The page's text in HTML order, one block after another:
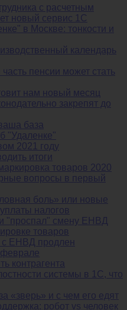
с расчетным
новый сервис 1С
в Москве: тонкости и
календарь
пенсии может стать
нам новый месяц
закрепят до
база
"Удаленке"
2021 году
итоги
товаров 2020
вопросы в первый
боль» или новые
налогов
"проспал" смену ЕНВД
товаров
с ЕНВД продлен
феврале
контрагента
системы в 1С, что
«зверь» и с чем его едят
робот vs человек